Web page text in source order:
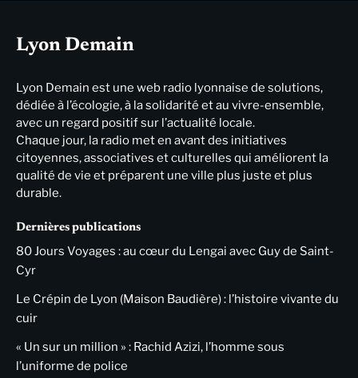
Lyon Demain
Lyon Demain est une web radio lyonnaise de solutions,
dédiée à l’écologie, à la solidarité et au vivre-ensemble,
avec un regard positif sur l’actualité locale.
Chaque jour, la radio met en avant des initiatives
citoyennes, associatives et culturelles qui améliorent la
qualité de vie et préparent une ville plus juste et plus
durable.
Dernières publications
80 Jours Voyages : au cœur du Lengai avec Guy de Saint-
Cyr
Le Crépin de Lyon (Maison Baudière) : l’histoire vivante du
cuir
« Un sur un million » : Rachid Azizi, l’homme sous
l’uniforme de police